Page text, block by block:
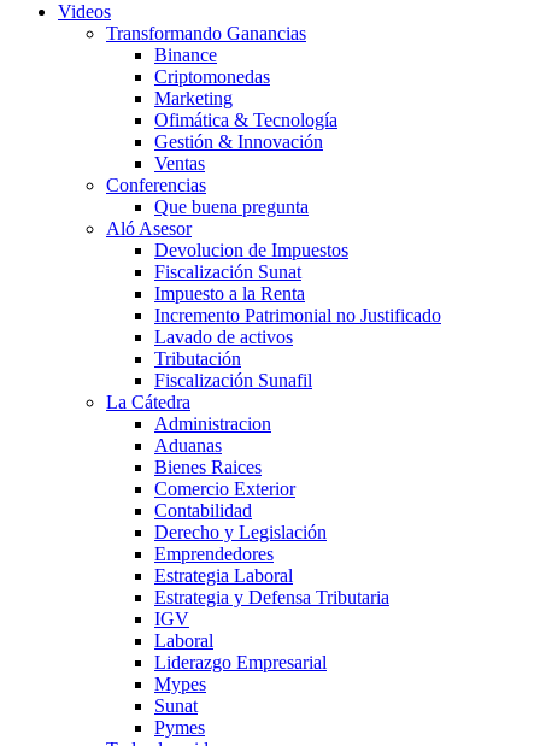
Videos
Transformando Ganancias
Binance
Criptomonedas
Marketing
Ofimática & Tecnología
Gestión & Innovación
Ventas
Conferencias
Que buena pregunta
Aló Asesor
Devolucion de Impuestos
Fiscalización Sunat
Impuesto a la Renta
Incremento Patrimonial no Justificado
Lavado de activos
Tributación
Fiscalización Sunafil
La Cátedra
Administracion
Aduanas
Bienes Raices
Comercio Exterior
Contabilidad
Derecho y Legislación
Emprendedores
Estrategia Laboral
Estrategia y Defensa Tributaria
IGV
Laboral
Liderazgo Empresarial
Mypes
Sunat
Pymes